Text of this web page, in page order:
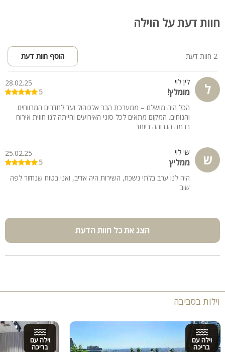
חוות דעת על הוילה
2 חוות דעת הוסף חוות דעת
ל לין לוי
מומלץ!
28.02.25
5
הכל היה מושלם – ממערכת הבר אלכוהול ועד לחדרים המרווחים
והנוחים. המקום מתאים לכל סוגי האירועים והייתה לנו חווית אירוח
ברמה הגבוהה ביותר
ש שי לוי
ממליץ
25.02.25
5
היה לנו ערב בלתי נשכח, השירות היה אדיב, ואני בטוח שנחזור לפה
שוב
הצג את כל חוות הדעת
וילות בסביבה
וילה עם
בריכה
וילה עם
בריכה